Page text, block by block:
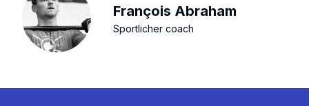
François Abraham
Sportlicher coach